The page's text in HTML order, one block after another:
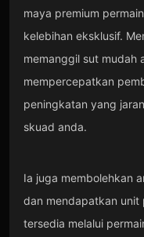
maya premium
kelebihan eksklusif.
memanggil sut mudah
mempercepatkan
peningkatan yang
skuad anda.
Ia juga membolehkan
dan mendapatkan
tersedia melalui